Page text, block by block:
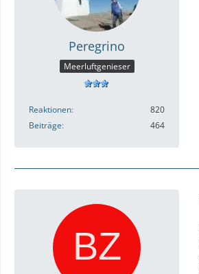
Peregrino
Meerluftgenieser
Reaktionen
820
Beiträge
464